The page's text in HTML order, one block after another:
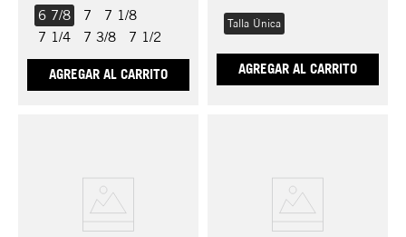
6 7/8 7
7 1/8
7 1/4
7 3/8 7 1/2
AGREGAR AL CARRITO
Talla Única
AGREGAR AL CARRITO